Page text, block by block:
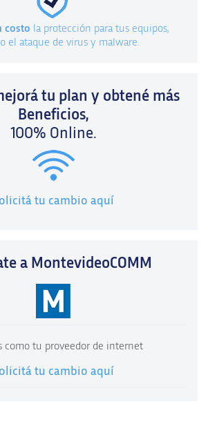
costo la protección para tus equipos,
el ataque de virus y malware.
tu plan y obtené más
Beneficios,
100% Online.
tu cambio aquí
a MontevideoCOMM
como tu proveedor de internet
tu cambio aquí